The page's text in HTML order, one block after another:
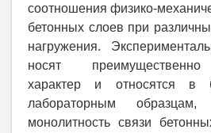
соотношения физико-
бетонных слоев при
нагружения.
носят
характер и относятся в
лабораторным образцам,
монолитность связи